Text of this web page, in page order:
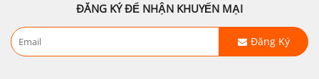
ĐĂNG KÝ ĐỂ NHẬN KHUYẾN MẠI
Đăng Ký